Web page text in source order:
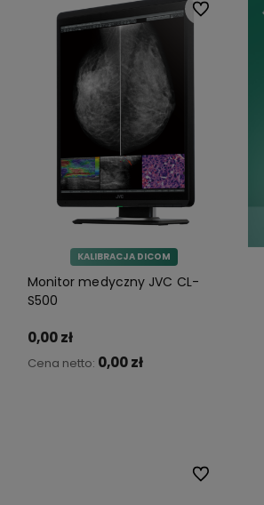
KALIBRACJA DICOM
Monitor medyczny JVC CL-
S500
0,00 zł
Cena netto: 0,00 zł
Do
Do ulubionych